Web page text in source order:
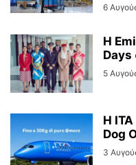
6
Η
Days
5
Η
Dog
3